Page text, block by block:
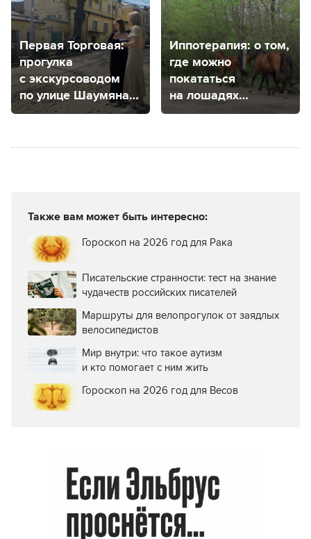
Первая Торговая:
прогулка
с экскурсоводом
по улице Шаумяна
в Ставрополе
Иппотерапия: о том,
где можно
покататься
на лошадях
в Ставрополе
удовольствие
Также вам может быть интересно:
Гороскоп на 2026 год для Рака
Писательские странности: тест на знание
чудачеств российских писателей
Маршруты для велопрогулок от заядлых
велосипедистов
Мир внутри: что такое аутизм
и кто помогает с ним жить
Гороскоп на 2026 год для Весов